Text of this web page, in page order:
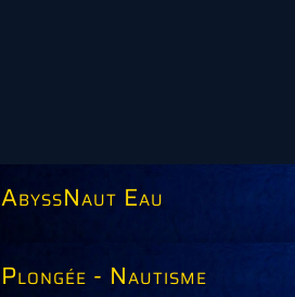
AbyssNaut Eau
Plongée - Nautisme